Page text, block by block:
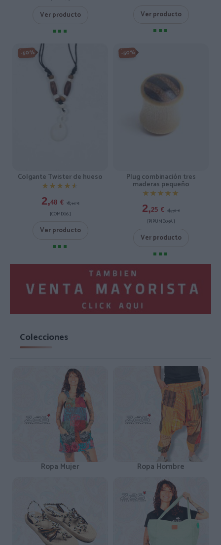
Ver producto Ver producto
-50%
Colgante Twister de hueso
★★★★★
★★★★★
2,48 € 4,95 €
[COMD06 ]
Ver producto
-50%
Plug combinación tres
maderas pequeño
★★★★★
★★★★★
2,25 € 4,50 €
[PIPUMD03A ]
Ver producto
Colecciones
Ropa Mujer Ropa Hombre